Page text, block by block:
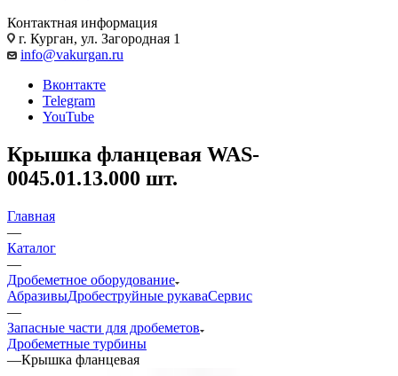
Контактная информация
г. Курган, ул. Загородная 1
info@vakurgan.ru
Вконтакте
Telegram
YouTube
Крышка фланцевая WAS-
0045.01.13.000 шт.
Главная
—
Каталог
—
Дробеметное оборудование
АбразивыДробеструйные рукаваСервис
—
Запасные части для дробеметов
Дробеметные турбины
—Крышка фланцевая